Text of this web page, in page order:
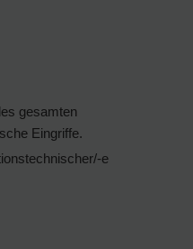
gesamten
Eingriffe.
e